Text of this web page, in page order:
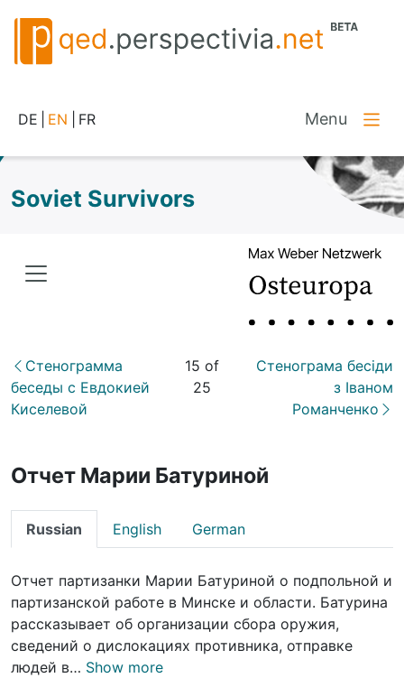
DE EN FR Menu
Soviet Survivors
Стенограмма
беседы с Евдокией
Киселевой
15 of
25
Стенограма бесіди
з Іваном
Романченко
Отчет Марии Батуриной
Russian English German
Отчет партизанки Марии Батуриной о подпольной и
партизанской работе в Минске и области. Батурина
рассказывает об организации сбора оружия,
сведений о дислокациях противника, отправке
людей в… Show more